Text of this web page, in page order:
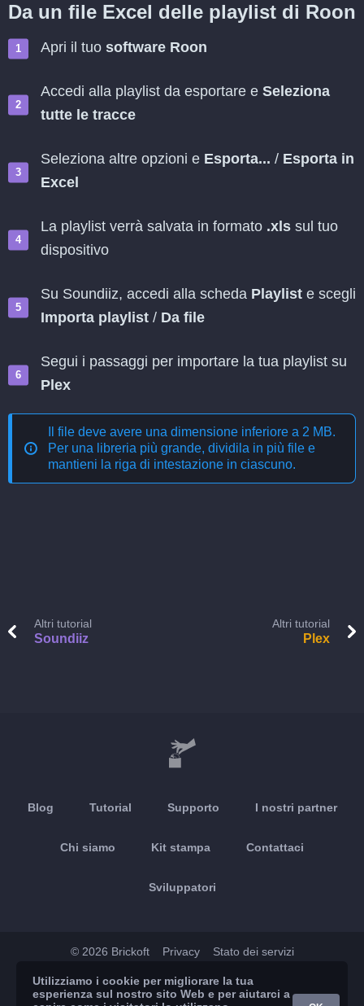
Da un file Excel delle playlist di Roon
Apri il tuo software Roon
Accedi alla playlist da esportare e Seleziona
tutte le tracce
Seleziona altre opzioni e Esporta... / Esporta in
Excel
La playlist verrà salvata in formato .xls sul tuo
dispositivo
Su Soundiiz, accedi alla scheda Playlist e scegli
Importa playlist / Da file
Segui i passaggi per importare la tua playlist su
Plex
Il file deve avere una dimensione inferiore a 2 MB.
Per una libreria più grande, dividila in più file e
mantieni la riga di intestazione in ciascuno.
Altri tutorial
Soundiiz
Altri tutorial
Plex
Blog Tutorial Supporto I nostri partner
Chi siamo Kit stampa Contattaci
Sviluppatori
© 2026 Brickoft Privacy Stato dei servizi
App Store Google Play
Utilizziamo i cookie per migliorare la tua
esperienza sul nostro sito Web e per aiutarci a